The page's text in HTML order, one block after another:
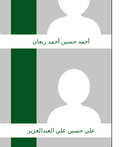
أحمد حسين أحمد ربعان
علي حسين علي العبدالعزيز